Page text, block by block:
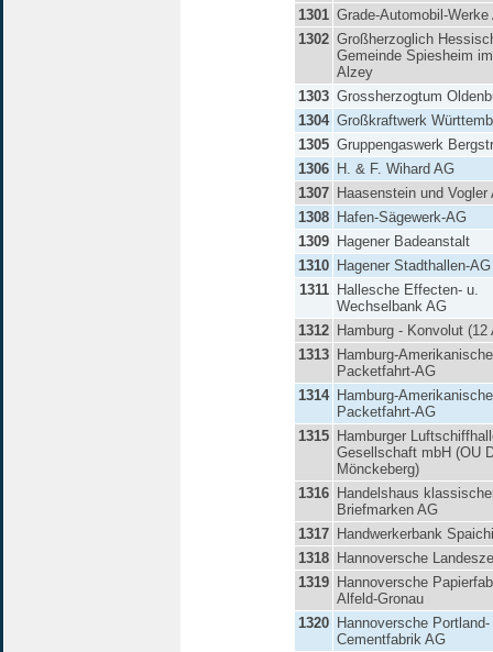
1301 Grade-Automobil-Werke
1302 Großherzoglich
Gemeinde Spiesheim
Alzey
1303 Grossherzogtum
1304 Großkraftwerk
1305 Gruppengaswerk
1306 H. & F. Wihard AG
1307 Haasenstein und Vogler
1308 Hafen-Sägewerk-AG
1309 Hagener Badeanstalt
1310 Hagener Stadthallen-AG
1311
Hallesche Effecten- u.
Wechselbank AG
1312 Hamburg - Konvolut (12
1313 Hamburg-Amerikanische
Packetfahrt-AG
1314 Hamburg-Amerikanische
Packetfahrt-AG
1315 Hamburger
Gesellschaft mbH (OU
Mönckeberg)
1316 Handelshaus
Briefmarken AG
1317 Handwerkerbank
1318 Hannoversche
1319 Hannoversche
Alfeld-Gronau
1320 Hannoversche Portland-
Cementfabrik AG